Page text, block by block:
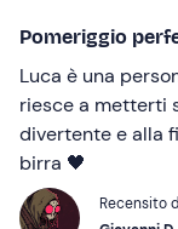
Pomeriggio
Luca è una
riesce a metterti
divertente e alla
birra 🖤
Recensito